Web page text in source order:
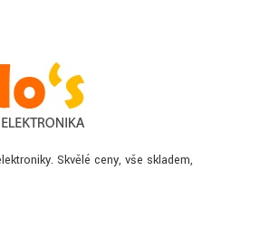
Skvělé ceny, vše skladem,